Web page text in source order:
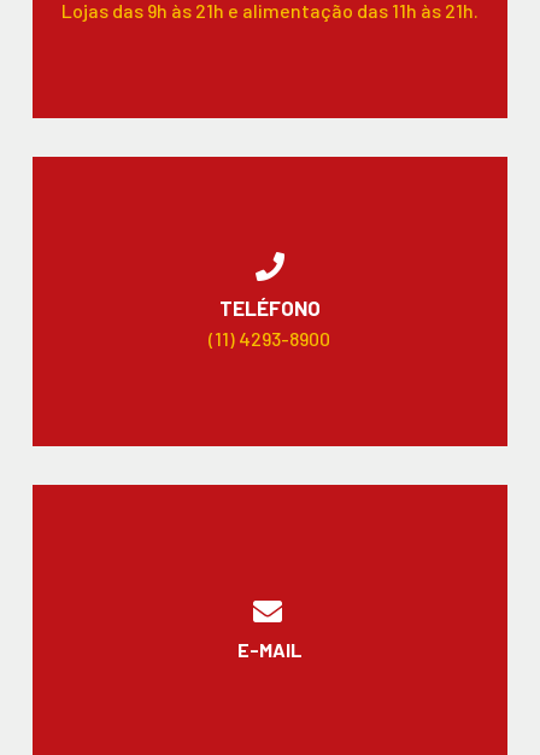
Lojas das 9h às 21h e alimentação das 11h às 21h.
TELÉFONO
(11) 4293-8900
E-MAIL